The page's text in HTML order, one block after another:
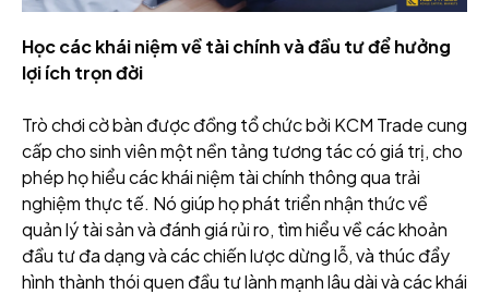
Học các khái niệm về tài chính và đầu tư để hưởng
lợi ích trọn đời
Trò chơi cờ bàn được đồng tổ chức bởi KCM Trade cung
cấp cho sinh viên một nền tảng tương tác có giá trị, cho
phép họ hiểu các khái niệm tài chính thông qua trải
nghiệm thực tế. Nó giúp họ phát triển nhận thức về
quản lý tài sản và đánh giá rủi ro, tìm hiểu về các khoản
đầu tư đa dạng và các chiến lược dừng lỗ, và thúc đẩy
hình thành thói quen đầu tư lành mạnh lâu dài và các khái